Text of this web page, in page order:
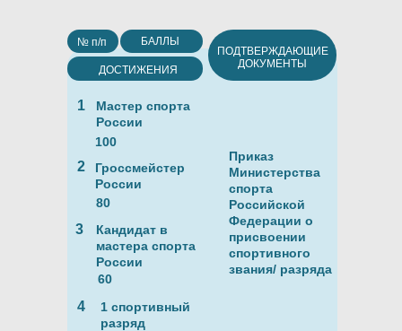
ДОСТИЖЕНИЯ
ПОДТВЕРЖДАЮЩИЕ
ДОКУМЕНТЫ
1
№ п/п
2
Мастер спорта
России
Приказ
Министерства
спорта
Российской
Федерации о
присвоении
спортивного
звания/ разряда
БАЛЛЫ
3
Гроссмейстер
России
80
Кандидат в
мастера спорта
России
1 спортивный
разряд
4
60
100